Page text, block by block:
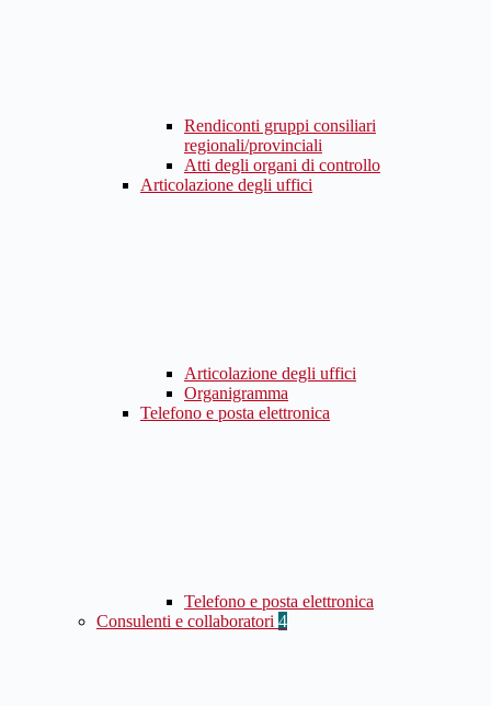
Rendiconti gruppi consiliari
regionali/provinciali
Atti degli organi di controllo
Articolazione degli uffici
Articolazione degli uffici
Organigramma
Telefono e posta elettronica
Telefono e posta elettronica
Consulenti e collaboratori 4